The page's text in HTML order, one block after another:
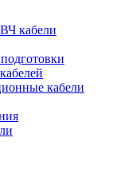
кабели
кабели